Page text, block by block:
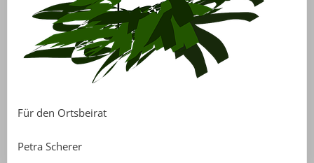
Für den Ortsbeirat
Petra Scherer